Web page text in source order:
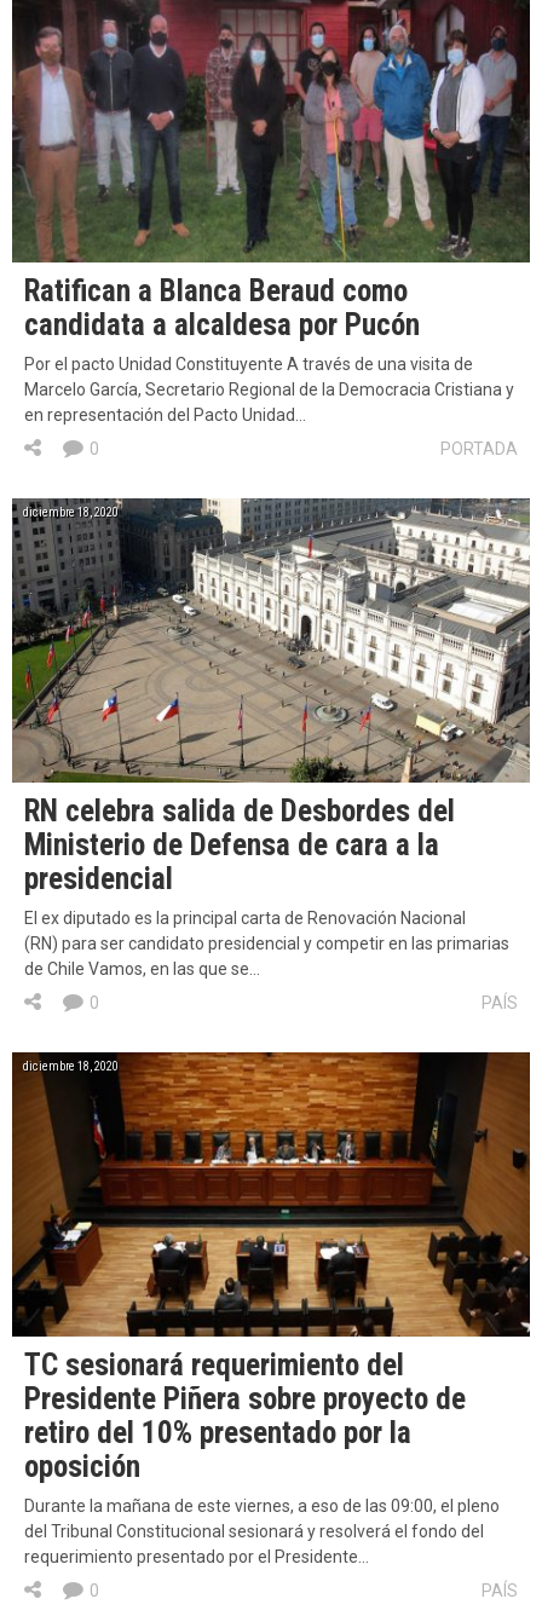
Ratifican a Blanca Beraud como
candidata a alcaldesa por Pucón
Por el pacto Unidad Constituyente A través de una visita de
Marcelo García, Secretario Regional de la Democracia Cristiana y
en representación del Pacto Unidad…
PORTADA
0
diciembre 18, 2020
RN celebra salida de Desbordes del
Ministerio de Defensa de cara a la
presidencial
El ex diputado es la principal carta de Renovación Nacional
(RN) para ser candidato presidencial y competir en las primarias
de Chile Vamos, en las que se…
PAÍS
0
diciembre 18, 2020
TC sesionará requerimiento del
Presidente Piñera sobre proyecto de
retiro del 10% presentado por la
oposición
Durante la mañana de este viernes, a eso de las 09:00, el pleno
del Tribunal Constitucional sesionará y resolverá el fondo del
requerimiento presentado por el Presidente…
PAÍS
0